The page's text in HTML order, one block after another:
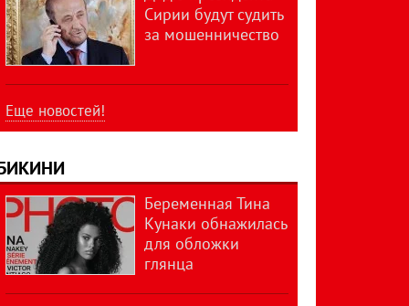
Сирии будут судить
за мошенничество
Еще новостей!
Беременная Тина
Кунаки обнажилась
для обложки
глянца